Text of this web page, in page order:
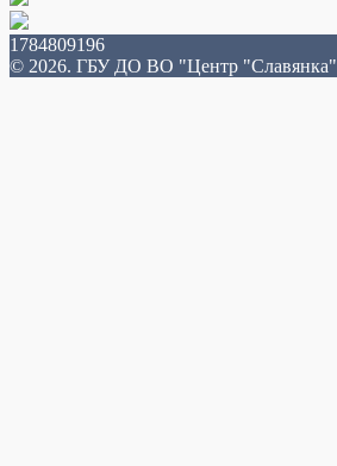
1784809196
© 2026. ГБУ ДО ВО "Центр "Славянка"